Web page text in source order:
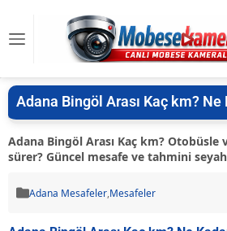
Adana Bingöl Arası Kaç km? Ne
Adana Bingöl Arası Kaç km? Otobüsle
sürer? Güncel mesafe ve tahmini
Adana Mesafeler,Mesafeler